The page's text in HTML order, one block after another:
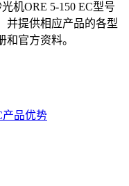
机ORE 5-150 EC型号
并提供相应产品的各型
官方资料。
产品优势